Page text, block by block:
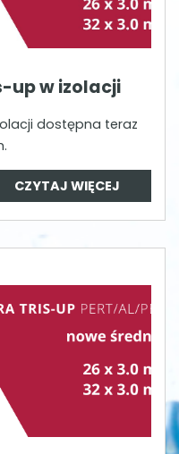
up w izolacji
dostępna teraz
CZYTAJ WIĘCEJ